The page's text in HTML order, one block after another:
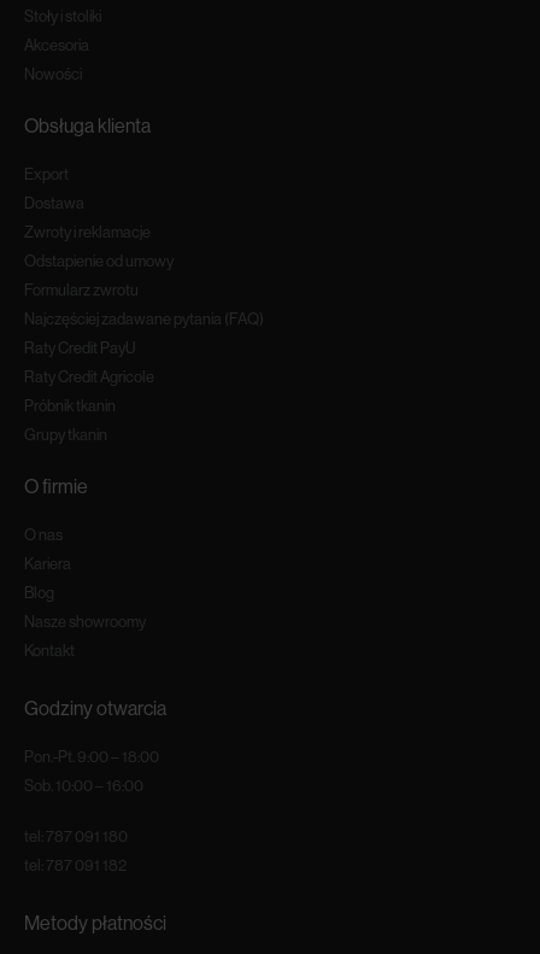
Stoły i stoliki
Akcesoria
Nowości
Obsługa klienta
Export
Dostawa
Zwroty i reklamacje
Odstapienie od umowy
Formularz zwrotu
Najczęściej zadawane pytania (FAQ)
Raty Credit PayU
Raty Credit Agricole
Próbnik tkanin
Grupy tkanin
O firmie
O nas
Kariera
Blog
Nasze showroomy
Kontakt
Godziny otwarcia
Pon.-Pt. 9:00 – 18:00
Sob. 10:00 – 16:00
tel: 787 091 180
tel: 787 091 182
Metody płatności